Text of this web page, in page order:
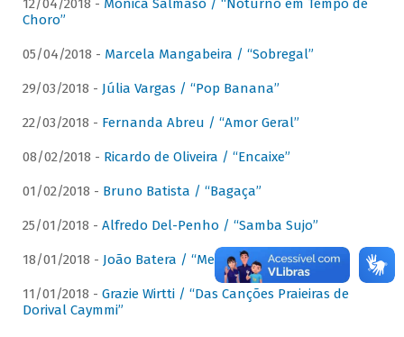
12/04/2018 - Mônica Salmaso / “Noturno em Tempo de
Choro”
05/04/2018 - Marcela Mangabeira / “Sobregal”
29/03/2018 - Júlia Vargas / “Pop Banana”
22/03/2018 - Fernanda Abreu / “Amor Geral”
08/02/2018 - Ricardo de Oliveira / “Encaixe”
01/02/2018 - Bruno Batista / “Bagaça”
25/01/2018 - Alfredo Del-Penho / “Samba Sujo”
18/01/2018 - João Batera / “Meu Pandeiro”
11/01/2018 - Grazie Wirtti / “Das Canções Praieiras de
Dorival Caymmi”